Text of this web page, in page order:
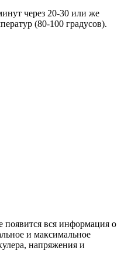
через 20-30 или же
(80-100 градусов).
появится вся информация о
и максимальное
напряжения и